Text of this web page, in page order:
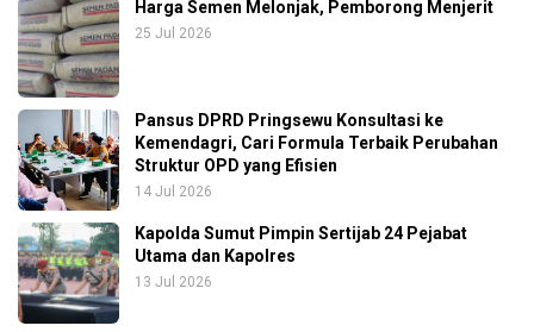
Harga Semen Melonjak, Pemborong Menjerit
25 Jul 2026
Pansus DPRD Pringsewu Konsultasi ke
Kemendagri, Cari Formula Terbaik Perubahan
Struktur OPD yang Efisien
14 Jul 2026
Kapolda Sumut Pimpin Sertijab 24 Pejabat
Utama dan Kapolres
13 Jul 2026